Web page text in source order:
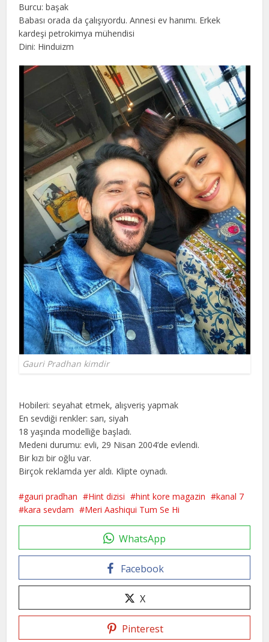
Burcu: başak
Babası orada da çalışıyordu. Annesi ev hanımı. Erkek
kardeşi petrokimya mühendisi
Dini: Hinduizm
Gauri Pradhan kimdir
Hobileri: seyahat etmek, alışveriş yapmak
En sevdiği renkler: sarı, siyah
18 yaşında modelliğe başladı.
Medeni durumu: evli, 29 Nisan 2004’de evlendi.
Bir kızı bir oğlu var.
Birçok reklamda yer aldı. Klipte oynadı.
gauri pradhan Hint dizisi hint kore magazin
kanal 7
kara sevdam
Meri Aashiqui Tum Se Hi
WhatsApp
Facebook
X
Pinterest